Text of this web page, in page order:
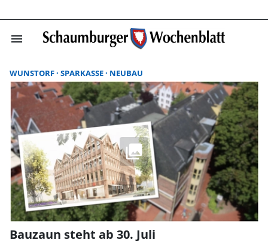
menu
WUNSTORF SPARKASSE NEUBAU
Bauzaun steht ab 30. Juli